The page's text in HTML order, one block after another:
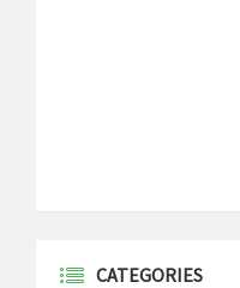
CATEGORIES